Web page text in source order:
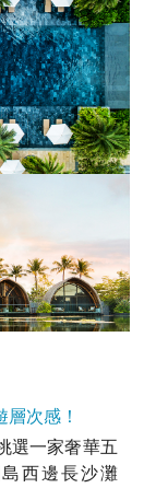
次感！
選一家奢華五
西邊長沙灘